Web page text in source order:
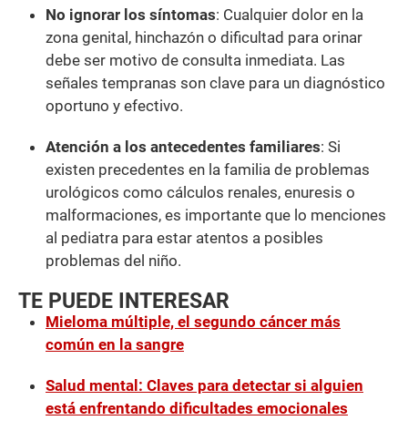
No ignorar los síntomas: Cualquier dolor en la
zona genital, hinchazón o dificultad para orinar
debe ser motivo de consulta inmediata. Las
señales tempranas son clave para un diagnóstico
oportuno y efectivo.
Atención a los antecedentes familiares: Si
existen precedentes en la familia de problemas
urológicos como cálculos renales, enuresis o
malformaciones, es importante que lo menciones
al pediatra para estar atentos a posibles
problemas del niño.
TE PUEDE INTERESAR
Mieloma múltiple, el segundo cáncer más
común en la sangre
Salud mental: Claves para detectar si alguien
está enfrentando dificultades emocionales